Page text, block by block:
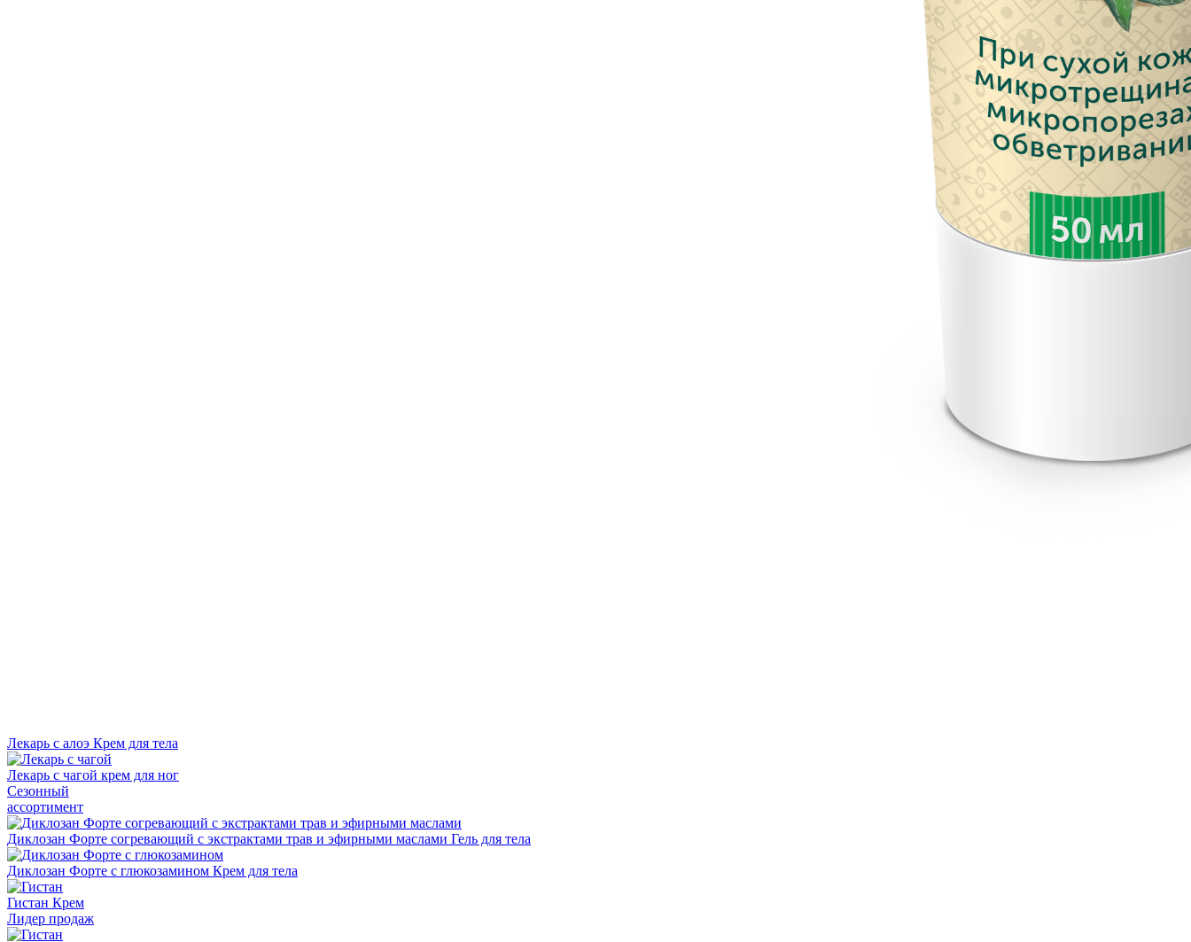
Лекарь с алоэ Крем для тела
Лекарь с чагой крем для ног
Сезонный
ассортимент
Диклозан Форте согревающий с экстрактами трав и эфирными маслами Гель для тела
Диклозан Форте с глюкозамином Крем для тела
Гистан Крем
Лидер продаж